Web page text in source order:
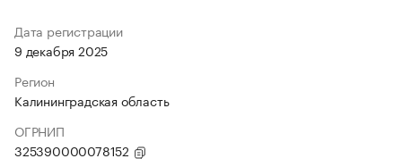
Дата регистрации
9 декабря 2025
Регион
Калининградская область
ОГРНИП
325390000078152